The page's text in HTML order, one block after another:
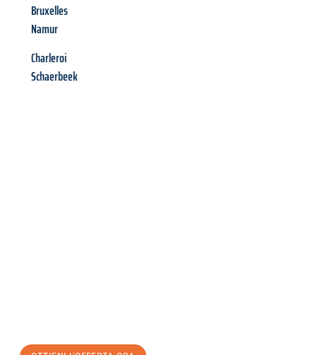
Bruxelles
Namur
Charleroi
Schaerbeek